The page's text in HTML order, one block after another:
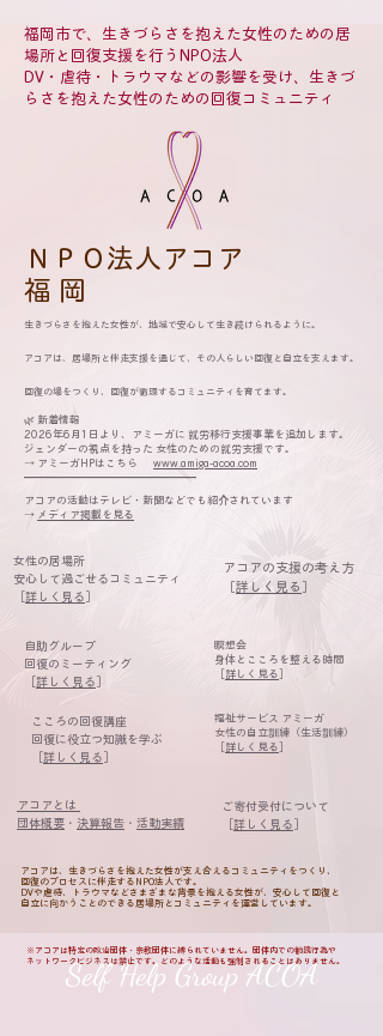
福岡市で、生きづらさを抱えた女性のための居
場所と回復支援を行うNPO法人
DV・虐待・トラウマなどの影響を受け、生きづ
らさを抱えた女性のための回復コミュニティ
​ＮＰＯ法人アコア
​福 岡
生きづらさを抱えた女性が、地域で安心して生き続けられるように。
アコアは、居場所と伴走支援を通じて、その人らしい回復と自立を支えます。
回復の場をつくり、回復が循環するコミュニティを育てます。
🌿 新着情報
2026年6月1日より、アミーガに 就労移行支援事業を追加します。
ジェンダーの視点を持った 女性のための就労支援です。
→ アミーガHPはこちら www.amiga-acoa.com
━━━━━━━━━━━━━━━━
アコアの活動はテレビ・新聞などでも紹介されています
→ メディア掲載を見る
女性の居場所
安心して過ごせるコミュニティ
詳しく見る
アコアの支援の考え方
［詳しく見る ］
自助グループ
回復のミーティング
詳しく見る
瞑想会
身体とこころを整える時間
詳しく見る
こころの回復講座
回復に役立つ知識を学ぶ
詳しく見る
福祉サービス アミーガ
女性の自立訓練（生活訓練）
詳しく見る
アコアとは
団体概要 ・ 決算報告 ・ 活動実績
ご寄付受付について
詳しく見る
アコアは、生きづらさを抱えた女性が支え合えるコミュニティをつくり、
回復のプロセスに伴走するNPO法人です。
DVや虐待、トラウマなどさまざまな背景を抱える女性が、安心して回復と
自立に向かうことのできる居場所とコミュニティを運営しています。
※アコアは特定の政治団体・宗教団体に縛られていません。団体内での勧誘行為や
ネットワークビジネスは禁止です。どのような活動も強制されることはありません。
​Self Help Group ACOA